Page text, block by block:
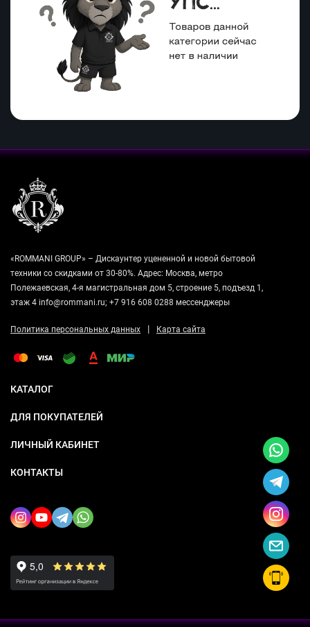
«ROMMANI GROUP» – Дискаунтер уцененной и новой бытовой
техники со скидками от 30-80%. Адрес: Москва, метро
Полежаевская, 4-я магистральная дом 5, строение 5, подъезд 1,
этаж 4 info@rommani.ru; +7 916 608 0288 мессенджеры
Политика персональных данных | Карта сайта
КАТАЛОГ
ДЛЯ ПОКУПАТЕЛЕЙ
ЛИЧНЫЙ КАБИНЕТ
КОНТАКТЫ